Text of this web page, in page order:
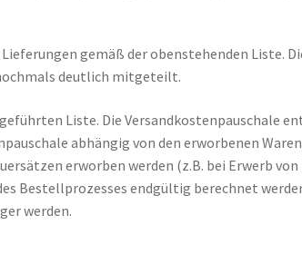
gemäß der obenstehenden Liste.
deutlich mitgeteilt.
Liste. Die Versandkostenpauschale
abhängig von den erworbenen
erworben werden (z.B. bei Erwerb von
Bestellprozesses endgültig berechnet
werden.